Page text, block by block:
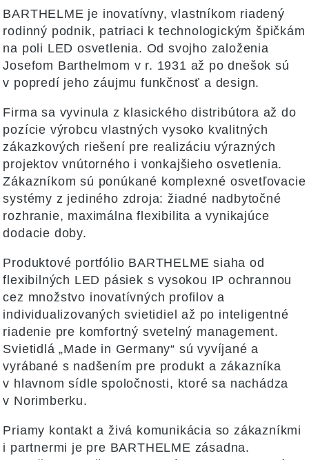
BARTHELME je inovatívny, vlastníkom riadený
rodinný podnik, patriaci k technologickým špičkám
na poli LED osvetlenia. Od svojho založenia
Josefom Barthelmom v r. 1931 až po dnešok sú
v popredí jeho záujmu funkčnosť a design.
Firma sa vyvinula z klasického distribútora až do
pozície výrobcu vlastných vysoko kvalitných
zákazkových riešení pre realizáciu výrazných
projektov vnútorného i vonkajšieho osvetlenia.
Zákazníkom sú ponúkané komplexné osvetľovacie
systémy z jediného zdroja: žiadné nadbytočné
rozhranie, maximálna flexibilita a vynikajúce
dodacie doby.
Produktové portfólio BARTHELME siaha od
flexibilných LED pásiek s vysokou IP ochrannou
cez množstvo inovatívných profilov a
individualizovaných svietidiel až po inteligentné
riadenie pre komfortný svetelný management.
Svietidlá „Made in Germany“ sú vyvíjané a
vyrábané s nadšením pre produkt a zákazníka
v hlavnom sídle spoločnosti, ktoré sa nachádza
v Norimberku.
Priamy kontakt a živá komunikácia so zákazníkmi
i partnermi je pre BARTHELME zásadna.